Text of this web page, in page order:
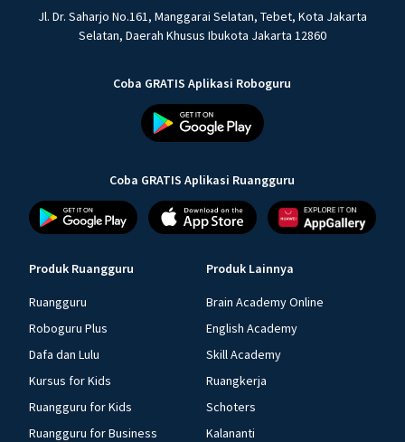
Jl. Dr. Saharjo No.161, Manggarai Selatan, Tebet, Kota Jakarta
Selatan, Daerah Khusus Ibukota Jakarta 12860
Coba GRATIS Aplikasi Roboguru
Coba GRATIS Aplikasi Ruangguru
Produk Ruangguru
Ruangguru
Roboguru Plus
Dafa dan Lulu
Kursus for Kids
Ruangguru for Kids
Ruangguru for Business
Produk Lainnya
Brain Academy Online
English Academy
Skill Academy
Ruangkerja
Schoters
Kalananti